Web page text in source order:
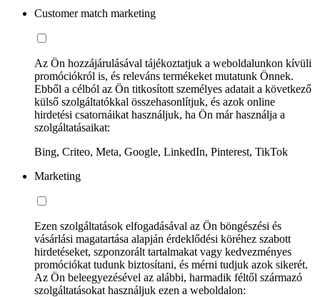
Customer match marketing
Az Ön hozzájárulásával tájékoztatjuk a weboldalunkon kívüli
promóciókról is, és releváns termékeket mutatunk Önnek.
Ebből a célból az Ön titkosított személyes adatait a következő
külső szolgáltatókkal összehasonlítjuk, és azok online
hirdetési csatornáikat használjuk, ha Ön már használja a
szolgáltatásaikat:
Bing, Criteo, Meta, Google, LinkedIn, Pinterest, TikTok
Marketing
Ezen szolgáltatások elfogadásával az Ön böngészési és
vásárlási magatartása alapján érdeklődési köréhez szabott
hirdetéseket, szponzorált tartalmakat vagy kedvezményes
promóciókat tudunk biztosítani, és mérni tudjuk azok sikerét.
Az Ön beleegyezésével az alábbi, harmadik féltől származó
szolgáltatásokat használjuk ezen a weboldalon: